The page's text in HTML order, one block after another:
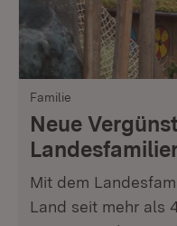
Familie
Neue
Mit dem
Land seit mehr als